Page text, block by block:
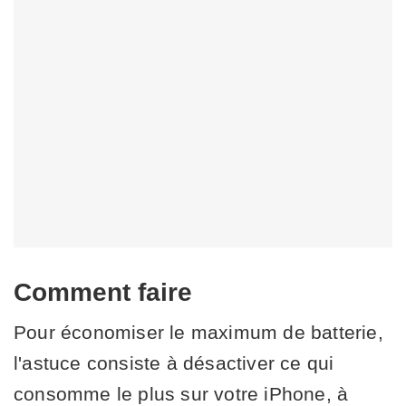
Comment faire
Pour économiser le maximum de batterie,
l'astuce consiste à désactiver ce qui
consomme le plus sur votre iPhone, à